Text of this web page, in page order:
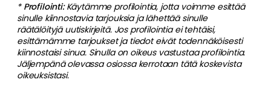
* Profilointi:Käytämme profilointia, jotta voimme esittää
sinulle kiinnostavia tarjouksia ja lähettää sinulle
räätälöityjä uutiskirjeitä. Jos profilointia ei tehtäisi,
esittämämme tarjoukset ja tiedot eivät todennäköisesti
kiinnostaisi sinua. Sinulla on oikeus vastustaa profilointia.
Jäljempänä olevassa osiossa kerrotaan tätä koskevista
oikeuksistasi.